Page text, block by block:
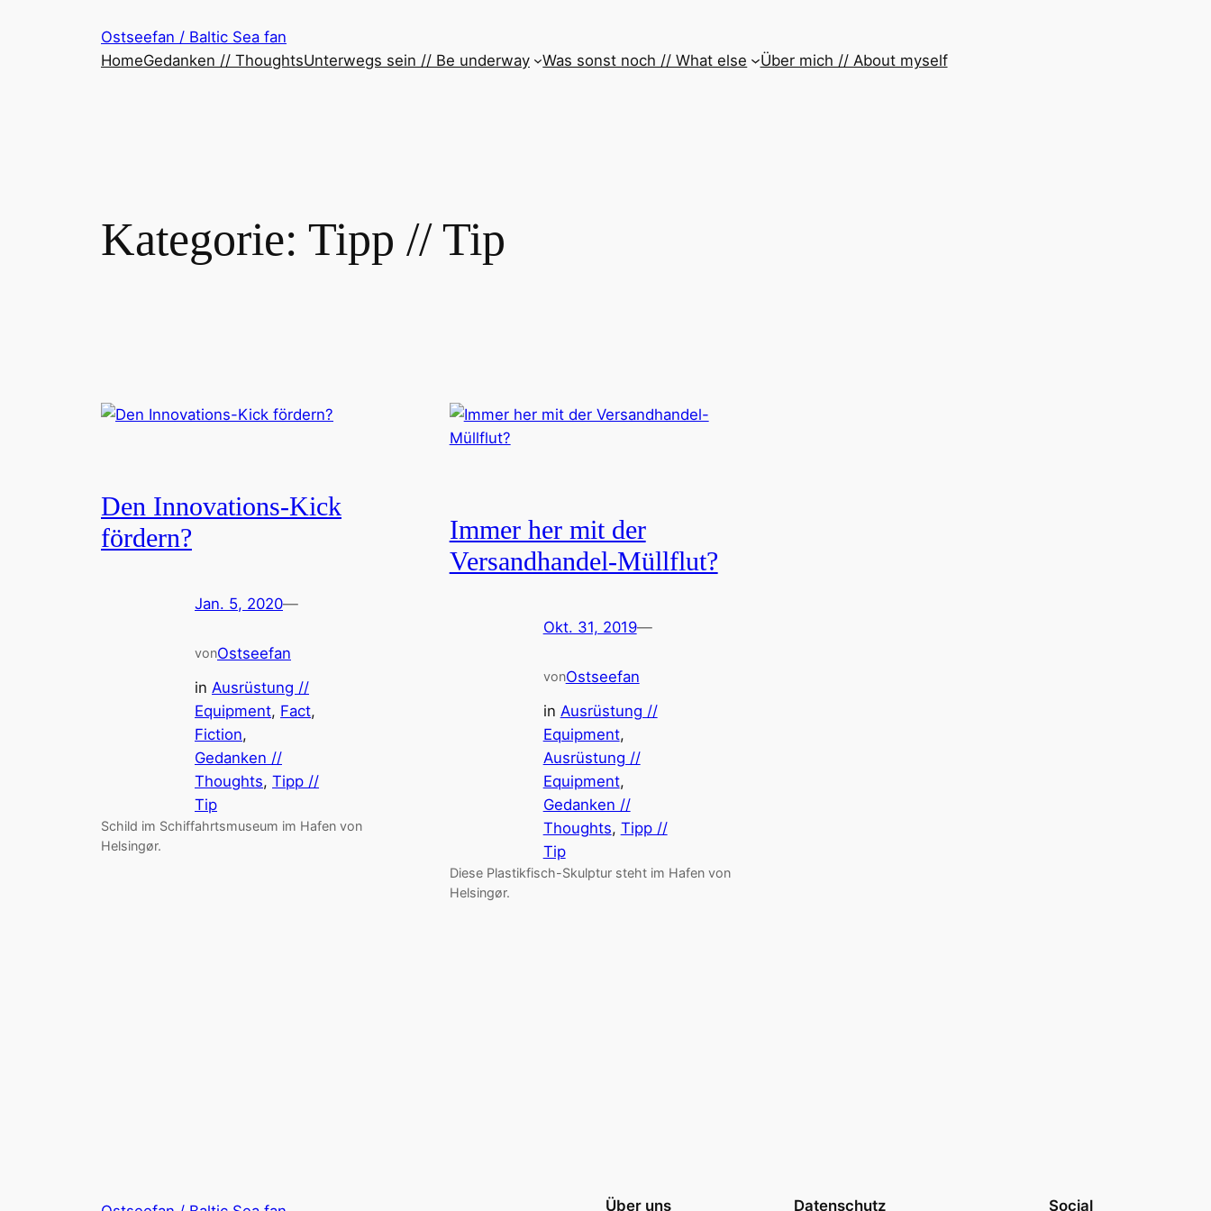
Ostseefan / Baltic Sea fan
HomeGedanken // ThoughtsUnterwegs sein // Be underway Was sonst noch // What else Über mich // About myself
Kategorie: Tipp // Tip
Den Innovations-Kick
fördern?
Jan. 5, 2020—
vonOstseefan
in Ausrüstung //
Equipment, Fact
Fiction
Gedanken //
Thoughts, Tipp //
Tip
Schild im Schiffahrtsmuseum im Hafen von
Helsingør.
Immer her mit der
Versandhandel-Müllflut?
Okt. 31, 2019—
vonOstseefan
in Ausrüstung //
Equipment
Ausrüstung //
Equipment
Gedanken //
Thoughts, Tipp //
Tip
Diese Plastikfisch-Skulptur steht im Hafen von
Helsingør.
Über uns Datenschutz Social